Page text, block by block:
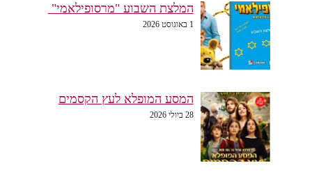
המלצת השבוע "מרסופילאמי"
1 באוגוסט 2026
המסע המופלא לעץ הקסמים
28 ביולי 2026